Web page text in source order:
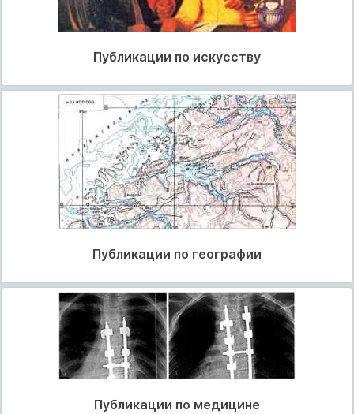
Публикации по искусству
Публикации по географии
Публикации по медицине